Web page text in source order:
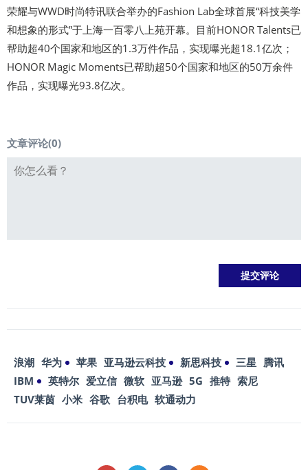
荣耀与WWD时尚特讯联合举办的Fashion Lab全球首展“科技美学
和想象的形式”于上海一百零八上苑开幕。目前HONOR Talents已
帮助超40个国家和地区的1.3万件作品，实现曝光超18.1亿次；
HONOR Magic Moments已帮助超50个国家和地区的50万余件
作品，实现曝光93.8亿次。
文章评论(0)
浪潮 华为 苹果 亚马逊云科技 新思科技 三星 腾讯
IBM
英特尔 爱立信 微软 亚马逊 5G 推特 索尼
TUV莱茵 小米 谷歌 台积电 软通动力